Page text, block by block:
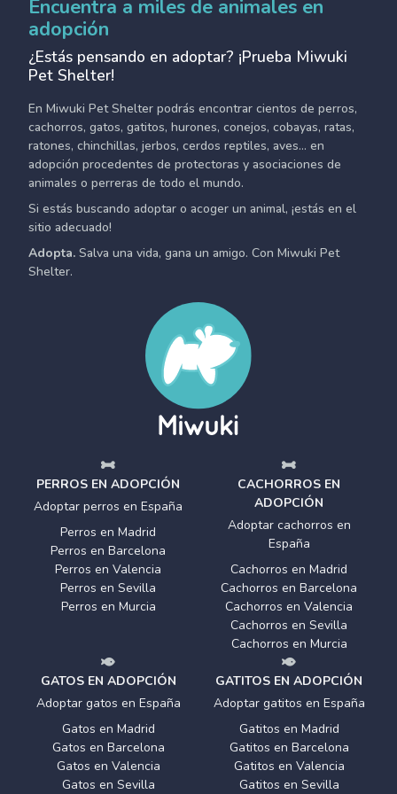
Encuentra a miles de animales en
adopción
¿Estás pensando en adoptar? ¡Prueba Miwuki
Pet Shelter!
En Miwuki Pet Shelter podrás encontrar cientos de perros,
cachorros, gatos, gatitos, hurones, conejos, cobayas, ratas,
ratones, chinchillas, jerbos, cerdos reptiles, aves... en
adopción procedentes de protectoras y asociaciones de
animales o perreras de todo el mundo.
Si estás buscando adoptar o acoger un animal, ¡estás en el
sitio adecuado!
Adopta. Salva una vida, gana un amigo. Con Miwuki Pet
Shelter.
PERROS EN ADOPCIÓN
Adoptar perros en España
Perros en Madrid
Perros en Barcelona
Perros en Valencia
Perros en Sevilla
Perros en Murcia
CACHORROS EN
ADOPCIÓN
Adoptar cachorros en
España
Cachorros en Madrid
Cachorros en Barcelona
Cachorros en Valencia
Cachorros en Sevilla
Cachorros en Murcia
GATOS EN ADOPCIÓN
Adoptar gatos en España
Gatos en Madrid
Gatos en Barcelona
Gatos en Valencia
Gatos en Sevilla
GATITOS EN ADOPCIÓN
Adoptar gatitos en España
Gatitos en Madrid
Gatitos en Barcelona
Gatitos en Valencia
Gatitos en Sevilla